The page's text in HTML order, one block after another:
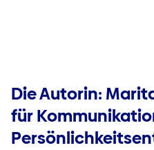
Die Autorin:
für